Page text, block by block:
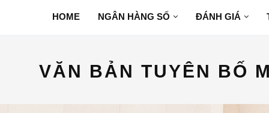
HOME NGÂN HÀNG SỐ ĐÁNH GIÁ
VĂN BẢN TUYÊN BỐ